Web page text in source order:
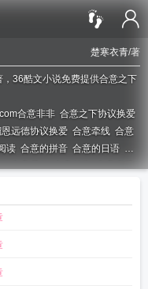
楚寒衣青/著
36酷文小说免费提供合意之下
合意非非 合意之下协议换爱
远德协议换爱 合意牵线 合意
读 合意的拼音 合意的日语 知
合意贷款合意行为合意牵线
画免费读漫画下拉式漫画49
免费